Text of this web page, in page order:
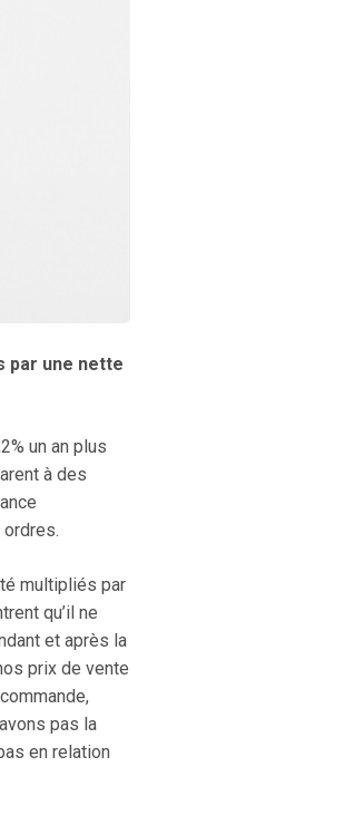
par une nette
un an plus
à des
multipliés par
qu’il ne
et après la
prix de vente
pas la
en relation